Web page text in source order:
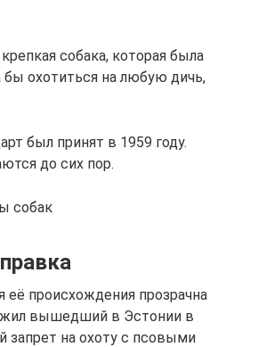
собака, которая была
бы охотиться на любую дичь,
был принят в 1959 году.
до сих пор.
собак
её происхождения прозрачна
вышедший в Эстонии в
запрет на охоту с псовыми